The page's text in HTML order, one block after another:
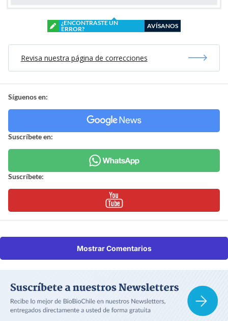
¿ENCONTRASTE UN
ERROR?
AVÍSANOS
Revisa nuestra página de correcciones
Síguenos en:
Suscríbete en:
Suscríbete:
Mostrar Comentarios